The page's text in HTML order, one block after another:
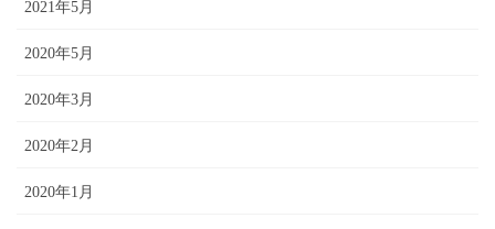
2021年5月
2020年5月
2020年3月
2020年2月
2020年1月